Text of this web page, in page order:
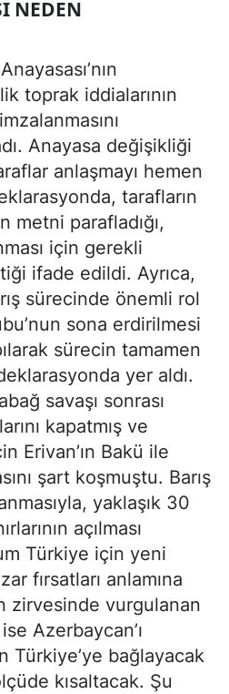
NEDEN
toprak iddialarının
Anayasa değişikliği
anlaşmayı hemen
tarafların
metni parafladığı,
için gerekli
ifade edildi. Ayrıca,
sürecinde önemli rol
sona erdirilmesi
sürecin tamamen
yer aldı.
savaşı sonrası
kapatmış ve
Erivan’ın Bakü ile
şart koşmuştu. Barış
yaklaşık 30
açılması
Türkiye için yeni
fırsatları anlamına
zirvesinde vurgulanan
Azerbaycan’ı
Türkiye’ye bağlayacak
kısaltacak. Şu